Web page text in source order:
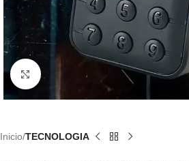
Haga Clic Para Ampliar
Inicio TECNOLOGIA